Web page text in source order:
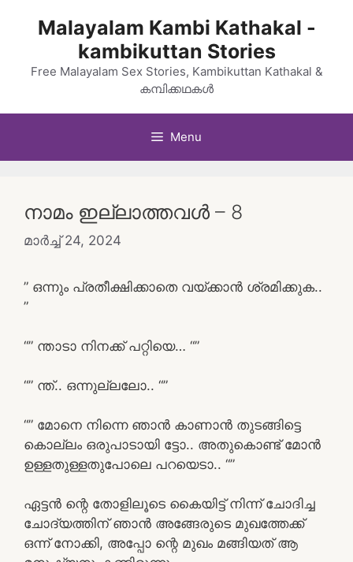
Malayalam Kambi Kathakal -
kambikuttan Stories
Free Malayalam Sex Stories, Kambikuttan Kathakal &
കമ്പിക്കഥകൾ
Menu
നാമം ഇല്ലാത്തവൾ – 8
മാർച്ച്‌ 24, 2024
” ഒന്നും പ്രതീക്ഷിക്കാതെ വയ്ക്കാൻ ശ്രമിക്കുക..
”
“” ന്താടാ നിനക്ക് പറ്റിയെ… “”
“” ന്ത്‌.. ഒന്നുല്ലലോ.. “”
“” മോനെ നിന്നെ ഞാൻ കാണാൻ തുടങ്ങിട്ടെ
കൊല്ലം ഒരുപാടായി ട്ടോ.. അതുകൊണ്ട് മോൻ
ഉള്ളതുള്ളതുപോലെ പറയെടാ.. “”
ഏട്ടൻ ന്റെ തോളിലൂടെ കൈയിട്ട് നിന്ന് ചോദിച്ച
ചോദ്യത്തിന് ഞാൻ അങ്ങേരുടെ മുഖത്തേക്ക്
ഒന്ന് നോക്കി, അപ്പോ ന്റെ മുഖം മങ്ങിയത് ആ